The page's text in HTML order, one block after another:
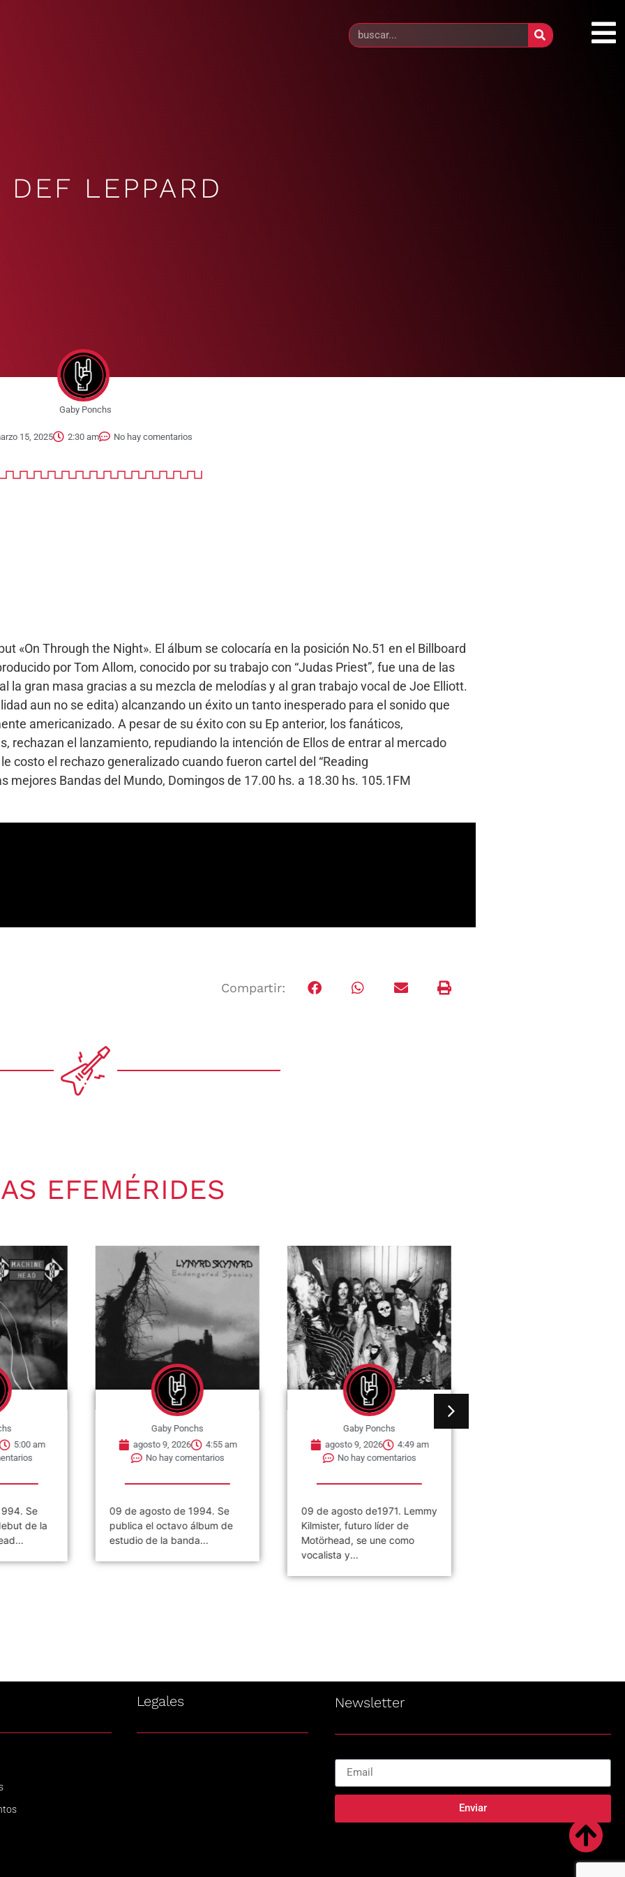
DEF LEPPARD
Gaby Ponchs
15, 2025 2:30 am No hay comentarios
«On Through the Night». El álbum se colocaría en la posición No.51 en el Billboard
por Tom Allom, conocido por su trabajo con “Judas Priest”, fue una de las
la gran masa gracias a su mezcla de melodías y al gran trabajo vocal de Joe Elliott.
aun no se edita) alcanzando un éxito un tanto inesperado para el sonido que
americanizado. A pesar de su éxito con su Ep anterior, los fanáticos,
rechazan el lanzamiento, repudiando la intención de Ellos de entrar al mercado
costo el rechazo generalizado cuando fueron cartel del “Reading
mejores Bandas del Mundo, Domingos de 17.00 hs. a 18.30 hs. 105.1FM
Compartir:
EFEMÉRIDES
4:55 am
Se
de
Gaby Ponchs
agosto 9, 2026
4:49 am
No hay comentarios
09 de agosto de1971. Lemmy
Kilmister, futuro líder de
Motörhead, se une como
Gaby Ponchs
agosto 9, 2026
4:44 am
No hay comentarios
09 de agosto de 1963, nace
Whitney Houston en Newark,
Nueva Jersey, Estados
Unidos. Fue...
Legales Newsletter
Enviar